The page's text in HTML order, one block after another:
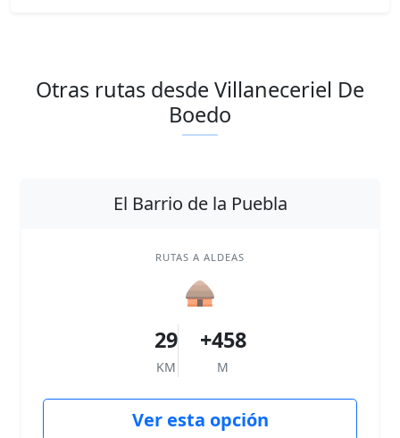
Otras rutas desde Villaneceriel De
Boedo
El Barrio de la Puebla
RUTAS A ALDEAS
🛖
29
KM
+458
M
Ver esta opción